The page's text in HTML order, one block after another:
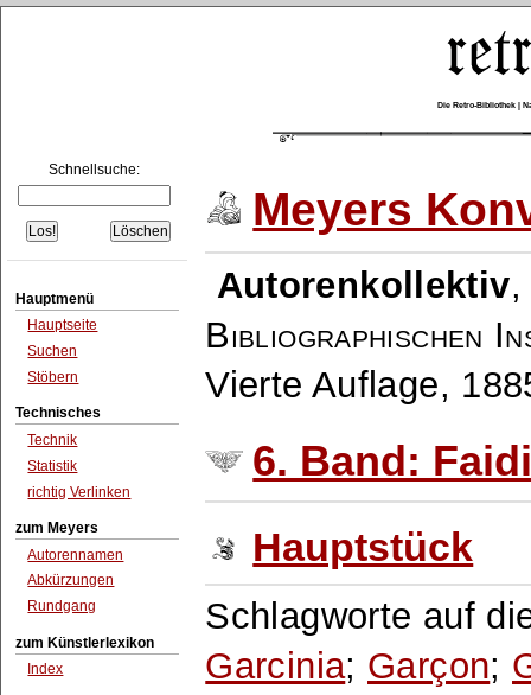
Die Retro-Bibliothek |
Schnellsuche:
Hauptmenü
Hauptseite
Suchen
Stöbern
Technisches
Technik
Statistik
richtig Verlinken
zum Meyers
Autorennamen
Abkürzungen
Rundgang
zum Künstlerlexikon
Index
Meyers
Autorenkollektiv
Bibliographischen
Vierte Auflage,
6. Band:
Hauptstück
Schlagworte auf
Garcinia; Garçon;